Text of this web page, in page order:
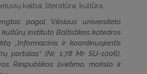
kalba, literatūra, kultūra.
pagal Vilniaus universiteto
instituto Baltistikos katedros
„Informacinis ir koordinuojantis
portalas“ (Nr. 1.78 Mr SU-1006),
Respublikos švietimo, mokslo ir